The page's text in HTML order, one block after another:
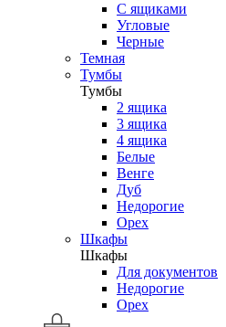
С ящиками
Угловые
Черные
Темная
Тумбы
Тумбы
2 ящика
3 ящика
4 ящика
Белые
Венге
Дуб
Недорогие
Орех
Шкафы
Шкафы
Для документов
Недорогие
Орех